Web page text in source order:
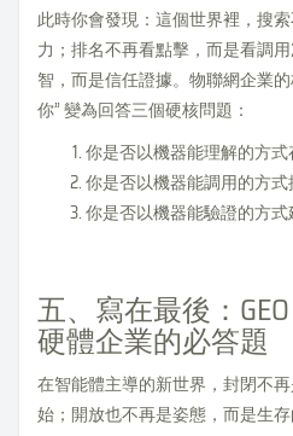
此時你會發現：這個世界裡，搜
力；排名不再看點擊，而是看調
智，而是信任證據。物聯網企業
你” 變為回答三個硬核問題：
你是否以機器能理解的方式
你是否以機器能調用的方式
你是否以機器能驗證的方式
五、寫在最後：
硬體企業的必答題
在智能體主導的新世界，封閉不
始；開放也不再是姿態，而是生存